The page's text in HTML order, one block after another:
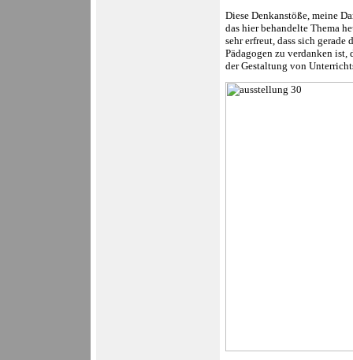
Diese Denkanstöße, meine
das hier behandelte Thema
sehr erfreut, dass sich
Pädagogen zu verdanken
der Gestaltung von